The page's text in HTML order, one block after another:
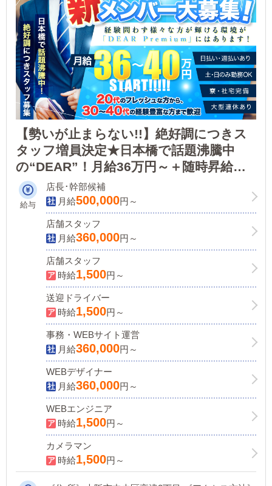
【勢いが止まらない!!】絶好調につきス
タッフ増員決定★日本橋で話題沸騰中
の“DEAR”！月給36万円～＋随時昇給＆
ボーナスあり！▶未経験も、ナイトレジ
ャー経験者も輝ける環境が“DEAR
Premium”にはあります！
給与
店長･幹部候補
月給500,000円～
店舗スタッフ
月給360,000円～
店舗スタッフ
時給1,500円～
送迎ドライバー
時給1,500円～
事務・WEBサイト運営
月給360,000円～
WEBデザイナー
月給360,000円～
WEBエンジニア
時給1,500円～
カメラマン
時給1,500円～